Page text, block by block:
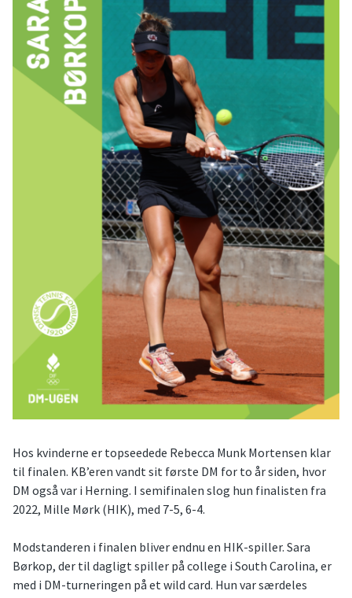
Hos kvinderne er topseedede Rebecca Munk Mortensen klar
til finalen. KB’eren vandt sit første DM for to år siden, hvor
DM også var i Herning. I semifinalen slog hun finalisten fra
2022, Mille Mørk (HIK), med 7-5, 6-4.
Modstanderen i finalen bliver endnu en HIK-spiller. Sara
Børkop, der til dagligt spiller på college i South Carolina, er
med i DM-turneringen på et wild card. Hun var særdeles